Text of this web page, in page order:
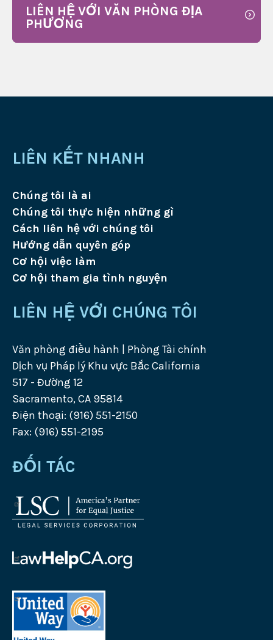
LIÊN HỆ VỚI VĂN PHÒNG ĐỊA
PHƯƠNG
LIÊN KẾT NHANH
Chúng tôi là ai
Chúng tôi thực hiện những gì
Cách liên hệ với chúng tôi
Hướng dẫn quyên góp
Cơ hội việc làm
Cơ hội tham gia tình nguyện
LIÊN HỆ VỚI CHÚNG TÔI
Văn phòng điều hành | Phòng Tài chính
Dịch vụ Pháp lý Khu vực Bắc California
517 - Đường 12
Sacramento, CA 95814
Điện thoại: (916) 551-2150
Fax: (916) 551-2195
ĐỐI TÁC
Logo
của
ty
Dịch
Pháp
Logo
của
vụ
Tư
của
United
Way